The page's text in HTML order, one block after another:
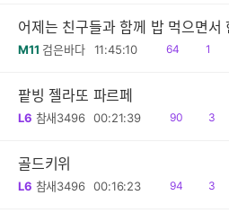
어제는 친구들과 함께 밥 먹으면서
M11 검은바다 11:45:10
읽
64
공1
팥빙 젤라또 파르페
L6 참새3496 00:21:39
읽
90
공
3
골드키위
L6 참새3496 00:16:23
읽
94
공
3